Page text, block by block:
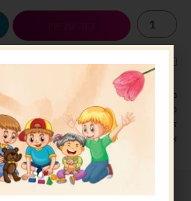
לארוז את המוצר באריזת מתנה5.00 ש"ח
מעל 329 ש"ח, משלוח עם שליח עד הבית חינם! – 0 ₪
משלוח עם שליח עד הבית: 29 ש"ח
זמן אספקה: עד 4 ימי עסקים.
איסוף עצמי: מ"ביתר טויס" רחוב בניין דוד 18, ביתר עילית.